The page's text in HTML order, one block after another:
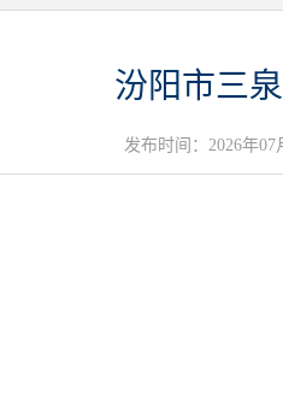
汾阳市三
发布时间：2026年07